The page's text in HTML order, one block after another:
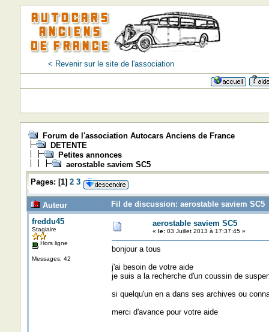
< Revenir sur le site de l'association
Forum de l'association Autocars Anciens de France
DETENTE
Petites annonces
aerostable saviem SC5
Pages: [1] 2 3
Auteur
Fil de discussion: aerostable saviem SC5
freddu45
Stagiaire
Hors ligne
Messages: 42
aerostable saviem SC5
« le:03 Juillet 2013 à 17:37:45 »
bonjour a tous
j'ai besoin de votre aide
je suis a la recherche d'un coussin de
si quelqu'un en a dans ses archives ou
merci d'avance pour votre aide